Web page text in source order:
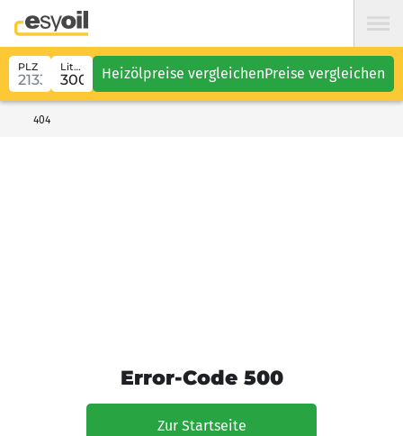
PLZ Liter Heizölpreise vergleichenPreise vergleichen
404
Error-Code 500
Zur Startseite